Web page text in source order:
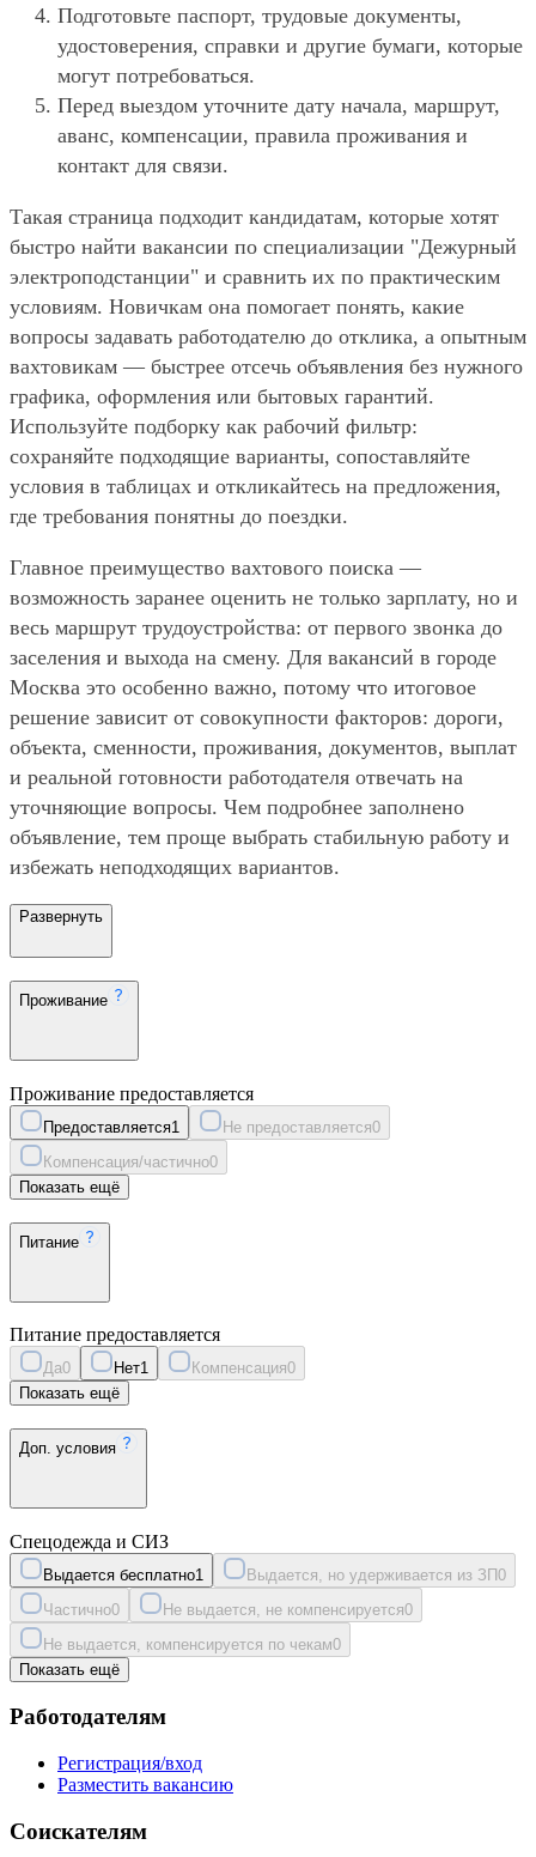
Подготовьте паспорт, трудовые документы,
удостоверения, справки и другие бумаги, которые
могут потребоваться.
Перед выездом уточните дату начала, маршрут,
аванс, компенсации, правила проживания и
контакт для связи.
Такая страница подходит кандидатам, которые хотят
быстро найти вакансии по специализации "Дежурный
электроподстанции" и сравнить их по практическим
условиям. Новичкам она помогает понять, какие
вопросы задавать работодателю до отклика, а опытным
вахтовикам — быстрее отсечь объявления без нужного
графика, оформления или бытовых гарантий.
Используйте подборку как рабочий фильтр:
сохраняйте подходящие варианты, сопоставляйте
условия в таблицах и откликайтесь на предложения,
где требования понятны до поездки.
Главное преимущество вахтового поиска —
возможность заранее оценить не только зарплату, но и
весь маршрут трудоустройства: от первого звонка до
заселения и выхода на смену. Для вакансий в городе
Москва это особенно важно, потому что итоговое
решение зависит от совокупности факторов: дороги,
объекта, сменности, проживания, документов, выплат
и реальной готовности работодателя отвечать на
уточняющие вопросы. Чем подробнее заполнено
объявление, тем проще выбрать стабильную работу и
избежать неподходящих вариантов.
Развернуть
Проживание
Проживание предоставляется
Предоставляется1 Не предоставляется0
Компенсация/частично0
Показать ещё
Питание
Питание предоставляется
Да0 Нет1 Компенсация0
Показать ещё
Доп. условия
Спецодежда и СИЗ
Выдается бесплатно1 Выдается, но удерживается из ЗП0
Частично0 Не выдается, не компенсируется0
Не выдается, компенсируется по чекам0
Показать ещё
Работодателям
Регистрация/вход
Разместить вакансию
Соискателям